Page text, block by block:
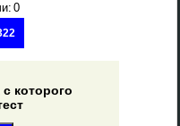
0
которого